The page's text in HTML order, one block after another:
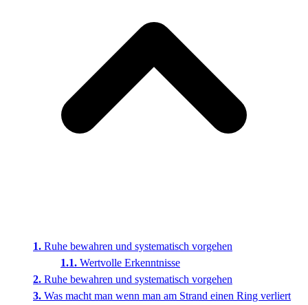
Ruhe bewahren und systematisch vorgehen
Wertvolle Erkenntnisse
Ruhe bewahren und systematisch vorgehen
Was macht man wenn man am Strand einen Ring verliert